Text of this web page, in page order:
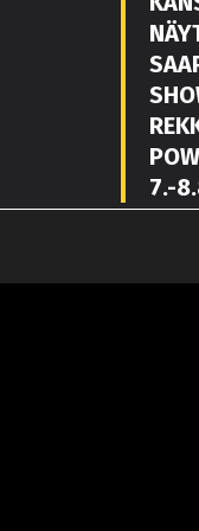
7.-
LUE